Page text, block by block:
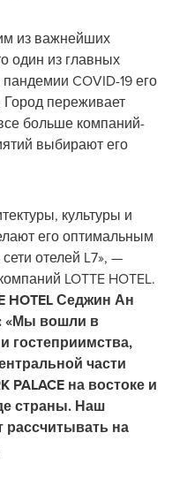
из важнейших
один из главных
COVID-19 его
переживает
больше компаний-
выбирают его
культуры и
его оптимальным
отелей L7», —
LOTTE HOTEL.
HOTEL Седжин Ан
«Мы вошли в
гостеприимства,
части
PALACE на востоке и
страны. Наш
рассчитывать на